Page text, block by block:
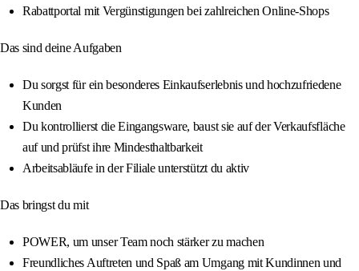
Rabattportal mit Vergünstigungen bei zahlreichen Online-Shops
Das sind deine Aufgaben
Du sorgst für ein besonderes Einkaufserlebnis und hochzufriedene
Kunden
Du kontrollierst die Eingangsware, baust sie auf der Verkaufsfläche
auf und prüfst ihre Mindesthaltbarkeit
Arbeitsabläufe in der Filiale unterstützt du aktiv
Das bringst du mit
POWER, um unser Team noch stärker zu machen
Freundliches Auftreten und Spaß am Umgang mit Kundinnen und